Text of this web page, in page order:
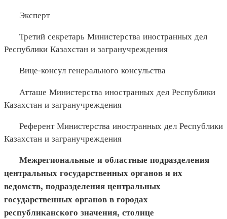
Эксперт
Третий секретарь Министерства иностранных дел
Республики Казахстан и загранучреждения
Вице-консул генерального консульства
Атташе Министерства иностранных дел Республики
Казахстан и загранучреждения
Референт Министерства иностранных дел Республики
Казахстан и загранучреждения
Межрегиональные и областные подразделения
центральных государственных органов и их
ведомств, подразделения центральных
государственных органов в городах
республиканского значения, столице